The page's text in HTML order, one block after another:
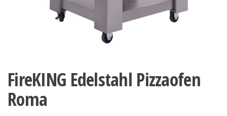
FireKING Edelstahl Pizzaofen
Roma